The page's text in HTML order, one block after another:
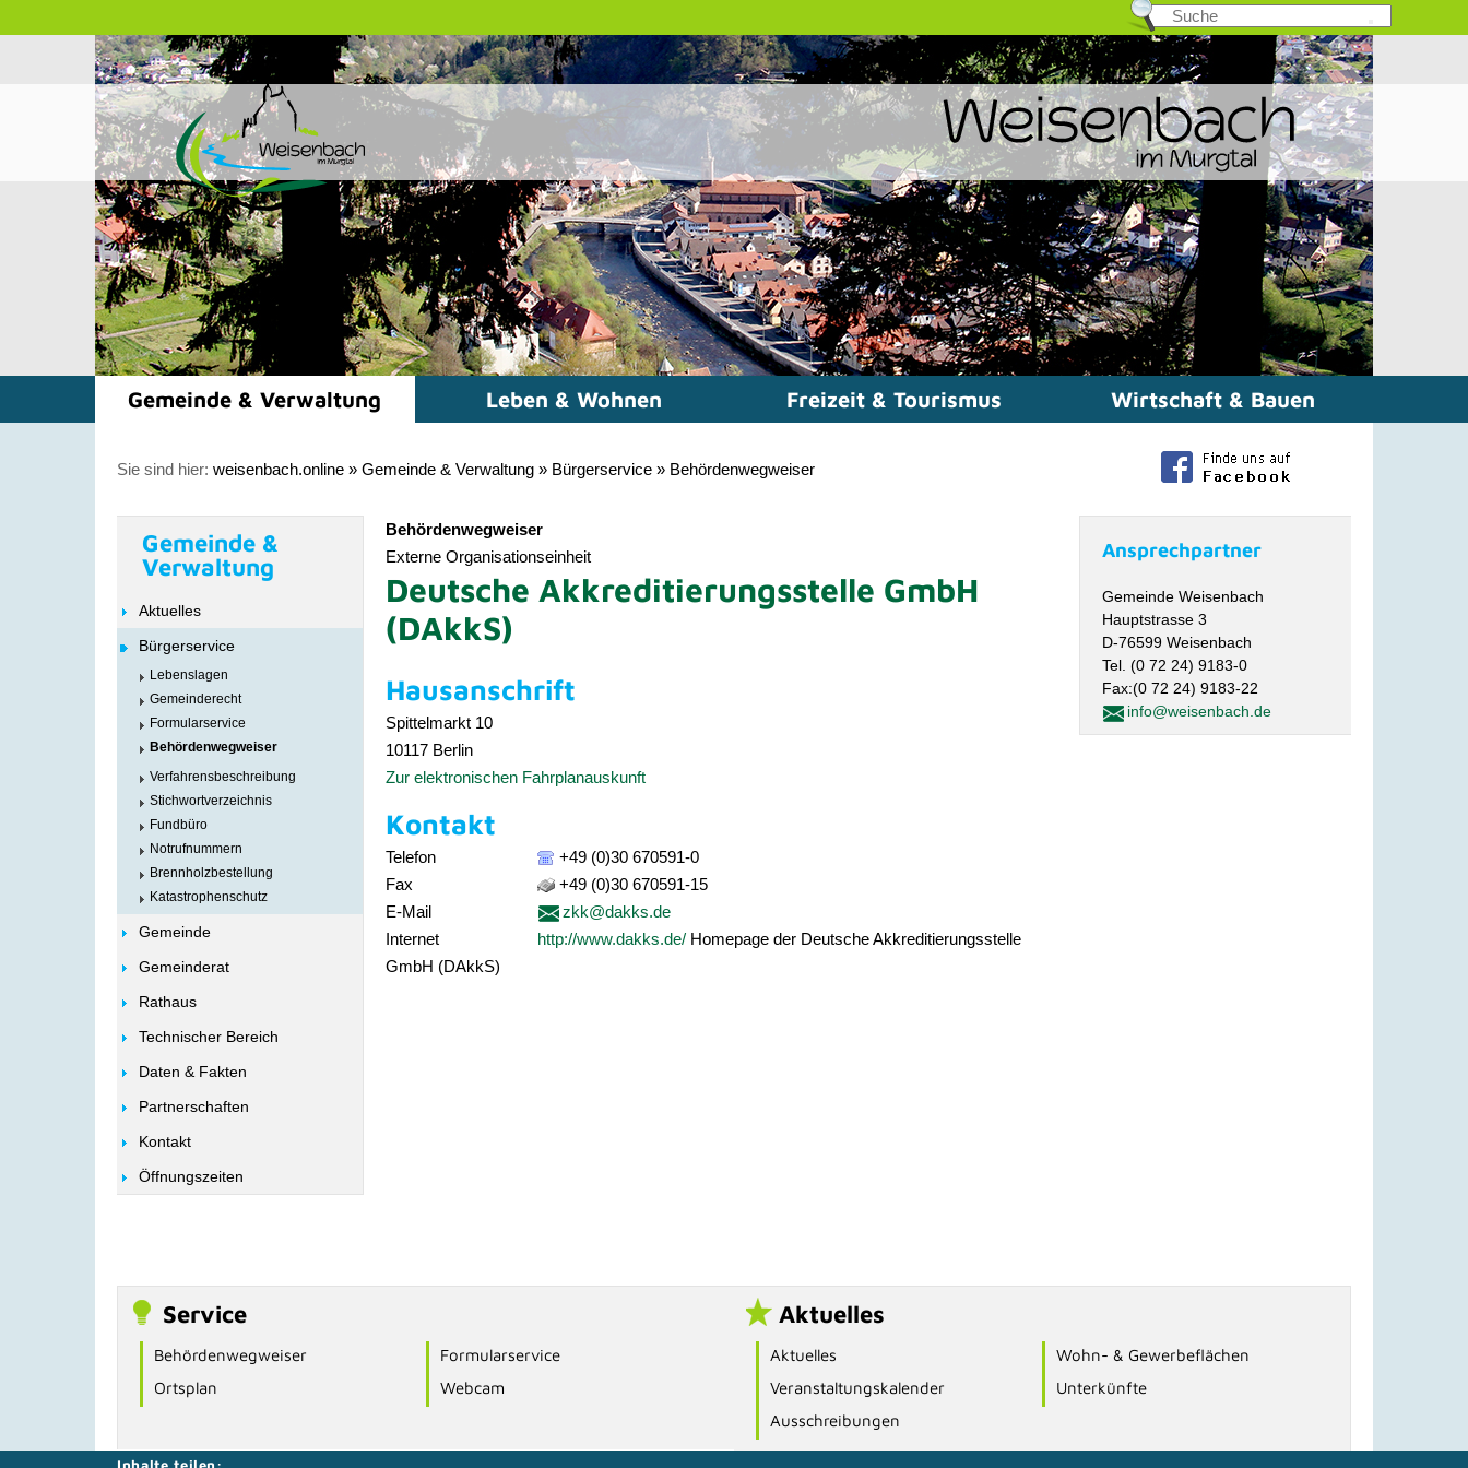
Gemeinde & Verwaltung Leben & Wohnen Freizeit & Tourismus Wirtschaft & Bauen
Sie sind hier: weisenbach.online » Gemeinde & Verwaltung » Bürgerservice » Behördenwegweiser
Gemeinde &
Verwaltung
Aktuelles
Bürgerservice
Lebenslagen
Gemeinderecht
Formularservice
Behördenwegweiser
Verfahrensbeschreibung
Stichwortverzeichnis
Fundbüro
Notrufnummern
Brennholzbestellung
Katastrophenschutz
Gemeinde
Gemeinderat
Rathaus
Technischer Bereich
Daten & Fakten
Partnerschaften
Kontakt
Öffnungszeiten
Behördenwegweiser
Externe Organisationseinheit
Deutsche Akkreditierungsstelle GmbH
(DAkkS)
Hausanschrift
Spittelmarkt 10
10117 Berlin
Zur elektronischen Fahrplanauskunft
Kontakt
Telefon
+49 (0)30 670591-0
Fax
+49 (0)30 670591-15
E-Mail
zkk@dakks.de
Internet
http://www.dakks.de/ Homepage der Deutsche Akkreditierungsstelle
GmbH (DAkkS)
Ansprechpartner
Gemeinde Weisenbach
Hauptstrasse 3
D-76599 Weisenbach
Tel. (0 72 24) 9183-0
Fax:(0 72 24) 9183-22
info@weisenbach.de
Service
Behördenwegweiser
Formularservice
Ortsplan
Webcam
Aktuelles
Aktuelles
Wohn- & Gewerbeflächen
Veranstaltungskalender
Unterkünfte
Ausschreibungen
Inhalte teilen: